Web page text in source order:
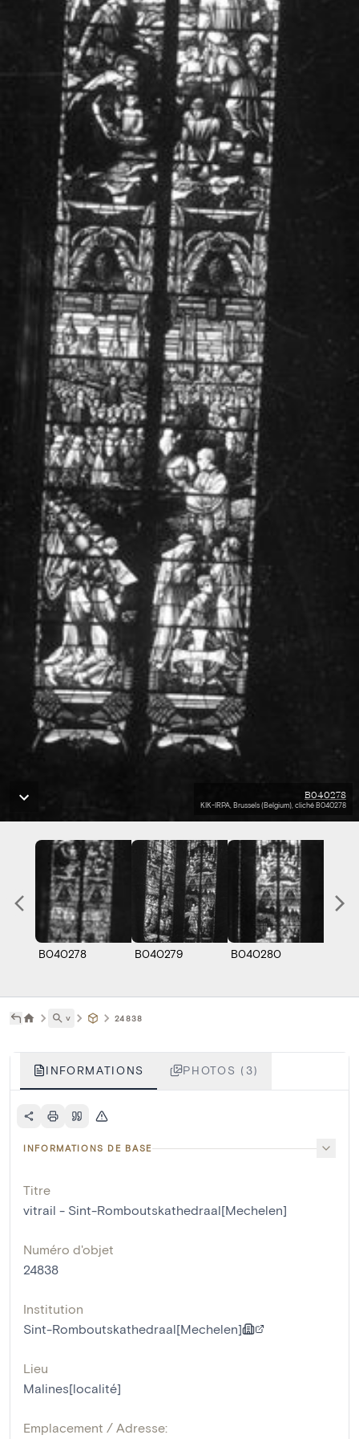
B040278
KIK-IRPA, Brussels (Belgium), cliché B040278
B040278 B040279 B040280
˅ 24838
INFORMATIONS PHOTOS (3)
INFORMATIONS DE BASE
Titre
vitrail - Sint-Romboutskathedraal[Mechelen]
Numéro d'objet
24838
Institution
Sint-Romboutskathedraal[Mechelen]
Lieu
Malines[localité]
Emplacement / Adresse: